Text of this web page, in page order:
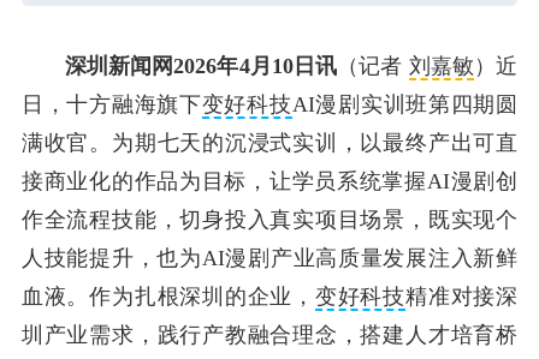
深圳新闻网2026年4月10日讯 （记者 刘嘉敏 ）近
日，十方融海旗下变好科技AI漫剧实训班第四期圆
满收官。为期七天的沉浸式实训，以最终产出可直
接商业化的作品为目标，让学员系统掌握AI漫剧创
作全流程技能，切身投入真实项目场景，既实现个
人技能提升，也为AI漫剧产业高质量发展注入新鲜
血液。作为扎根深圳的企业， 变好科技精准对接深
圳产业需求，践行产教融合理念，搭建人才培育桥